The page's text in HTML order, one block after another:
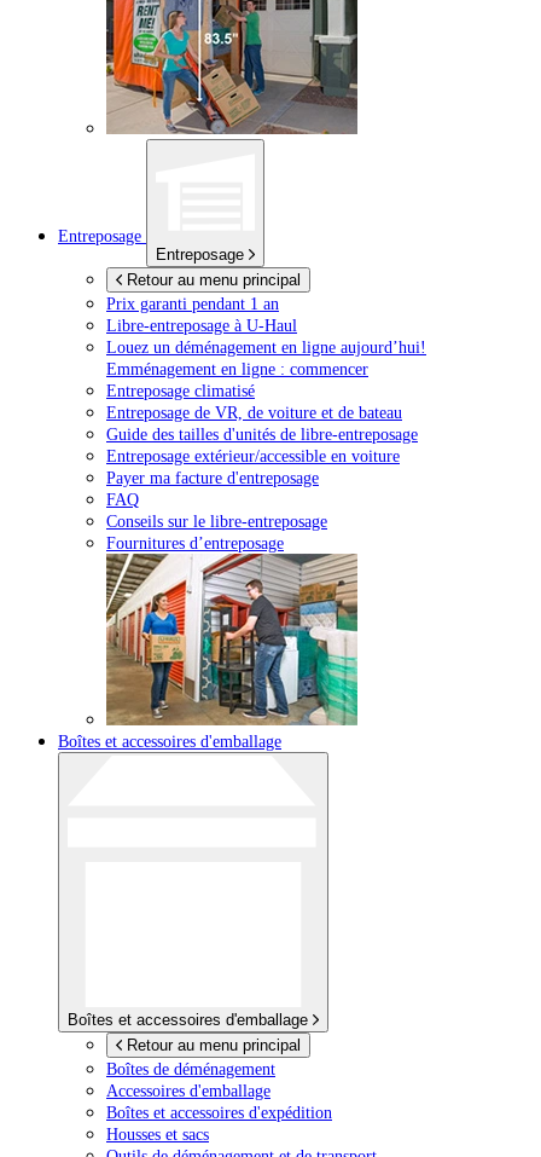
Entreposage
Entreposage
Retour au menu principal
Prix garanti pendant 1 an
Libre-entreposage à U-Haul
Louez un déménagement en ligne aujourd’hui!
Emménagement en ligne : commencer
Entreposage climatisé
Entreposage de VR, de voiture et de bateau
Guide des tailles d'unités de libre-entreposage
Entreposage extérieur/accessible en voiture
Payer ma facture d'entreposage
FAQ
Conseils sur le libre-entreposage
Fournitures d’entreposage
Boîtes et accessoires d'emballage
Boîtes et accessoires d'emballage
Retour au menu principal
Boîtes de déménagement
Accessoires d'emballage
Boîtes et accessoires d'expédition
Housses et sacs